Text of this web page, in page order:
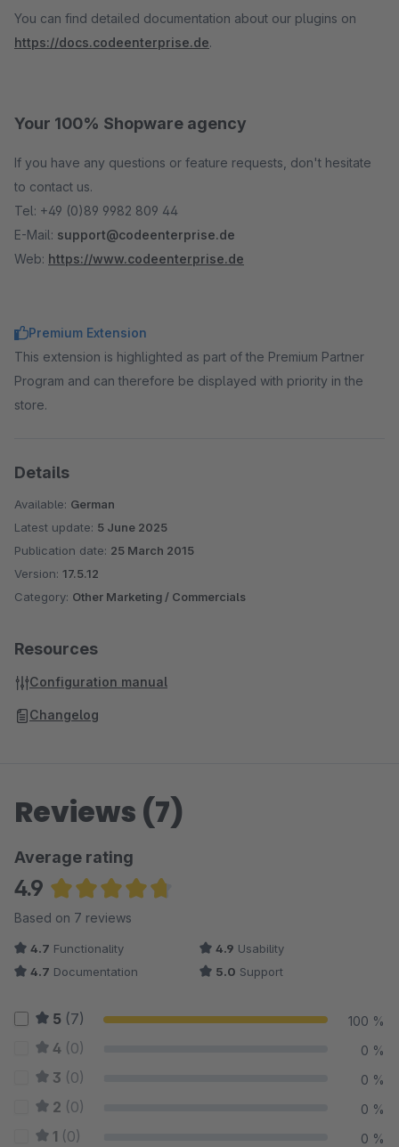
You can find detailed documentation about our plugins on
https://docs.codeenterprise.de.
Your 100% Shopware agency
If you have any questions or feature requests, don't hesitate
to contact us.
Tel: +49 (0)89 9982 809 44
E-Mail: support@codeenterprise.de
Web: https://www.codeenterprise.de
Premium Extension
This extension is highlighted as part of the Premium Partner
Program and can therefore be displayed with priority in the
store.
Details
Available: German
Latest update: 5 June 2025
Publication date: 25 March 2015
Version: 17.5.12
Category: Other Marketing / Commercials
Resources
Configuration manual
Changelog
Reviews (7)
Average rating
4.9
Average rating of 4.86 out of 5 stars
Based on 7 reviews
4.7 Functionality 4.9 Usability
4.7 Documentation 5.0 Support
5 (7) 100 %
4 (0) 0 %
3 (0) 0 %
2 (0) 0 %
1 (0) 0 %